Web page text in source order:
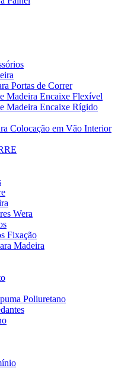
Portas de Correr
Madeira Encaixe Flexível
Madeira Encaixe Rígido
Colocação em Vão Interior
Wera
Fixação
Madeira
Poliuretano